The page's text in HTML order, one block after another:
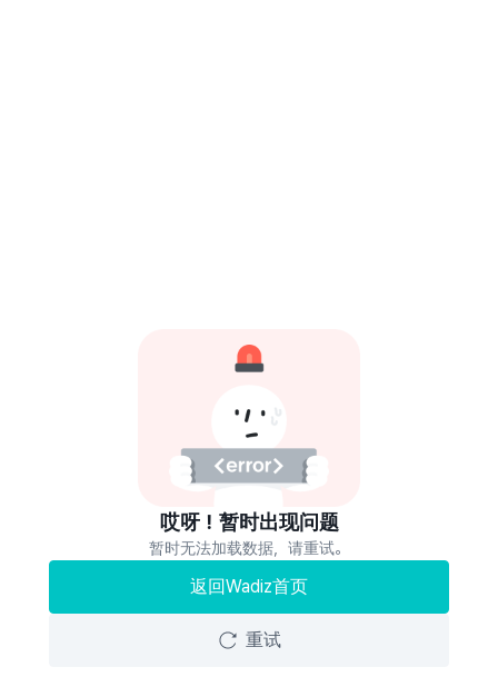
哎呀！暂时出现问题
暂时无法加载数据，请重试。
返回Wadiz首页
重试